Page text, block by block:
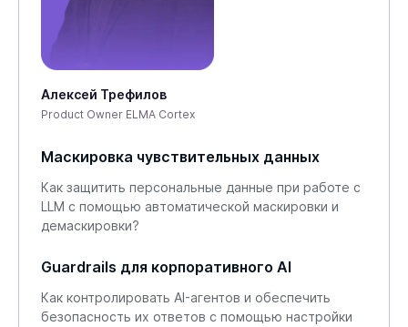
Алексей Трефилов
Product Owner ELMA Cortex
Маскировка чувствительных данных
Как защитить персональные данные при работе с
LLM с помощью автоматической маскировки и
демаскировки?
Guardrails для корпоративного AI
Как контролировать AI-агентов и обеспечить
безопасность их ответов с помощью настройки